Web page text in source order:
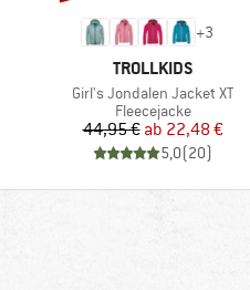
+3
MARKE
TROLLKIDS
Artikel
Girl's Jondalen Jacket XT
Produktgruppe
Fleecejacke
Preis
44,95 € reduzierter
ab 22,48 €
5,0(20)